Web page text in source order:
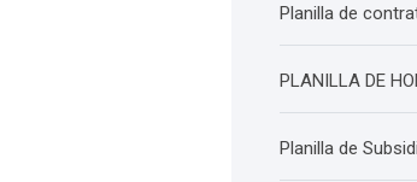
Planilla de
PLANILLA DE
Planilla de